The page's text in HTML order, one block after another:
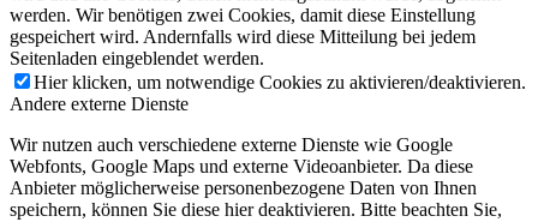
werden. Wir benötigen zwei Cookies, damit diese Einstellung
gespeichert wird. Andernfalls wird diese Mitteilung bei jedem
Seitenladen eingeblendet werden.
Hier klicken, um notwendige Cookies zu aktivieren/deaktivieren.
Andere externe Dienste
Wir nutzen auch verschiedene externe Dienste wie Google
Webfonts, Google Maps und externe Videoanbieter. Da diese
Anbieter möglicherweise personenbezogene Daten von Ihnen
speichern, können Sie diese hier deaktivieren. Bitte beachten Sie,